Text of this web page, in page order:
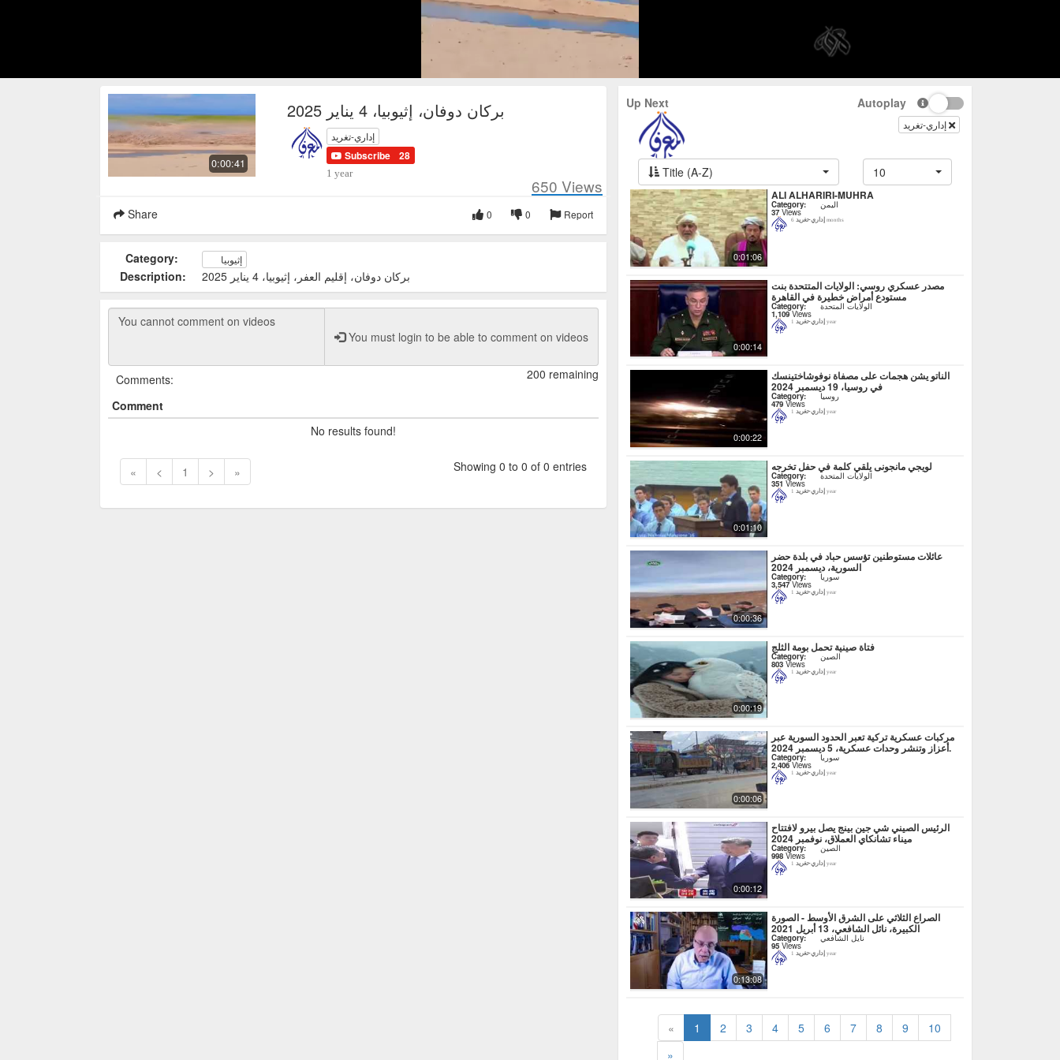
0:00:41
بركان دوفان، إثيوبيا، 4 يناير 2025
إداري-تغريد
Subscribe 28
1 year
650 Views
Share Report
0
0
Category: إثيوبيا
Description: بركان دوفان، إقليم العفر، إثيوبيا، 4 يناير 2025
You must login to be able to comment on videos
200 remaining
Comments:
Comment
No results found!
« < 1 > » Showing 0 to 0 of 0 entries
Up Next Autoplay
Title (A-Z) 10
0:01:06
ALI ALHARIRI-MUHRA
Category: اليمن
37Views
إداري-تغريد 6 months
0:00:14
مصدر عسكري روسي: الولايات المتتحدة بنت
مستودع أمراض خطيرة في القاهرة
Category: الولايات المتحدة
1,109Views
إداري-تغريد 1 year
0:00:22
الناتو يشن هجمات على مصفاة نوفوشاختينسك
في روسيا، 19 ديسمبر 2024
Category: روسيا
479 Views
إداري-تغريد 1 year
0:01:10
لويجي مانجونى يلقي كلمة في حفل تخرجه
Category: الولايات المتحدة
351 Views
إداري-تغريد 1 year
0:00:36
عائلات مستوطنين تؤسس حباد في بلدة حضر
السورية، ديسمبر 2024
Category: سوريا
3,547Views
إداري-تغريد 1 year
0:00:19
فتاة صينية تحمل بومة الثلج
Category: الصين
803 Views
إداري-تغريد 1 year
0:00:06
مركبات عسكرية تركية تعبر الحدود السورية عبر
أعزاز وتنشر وحدات عسكرية، 5 ديسمبر 2024.
Category: سوريا
2,406Views
إداري-تغريد 1 year
0:00:12
الرئيس الصيني شي جين بينج يصل بيرو لافتتاح
ميناء تشانكاي العملاق، نوفمبر 2024
Category: الصين
998 Views
إداري-تغريد 1 year
0:13:08
الصراع الثلاثي على الشرق الأوسط - الصورة
الكبيرة، نائل الشافعي، 13 أبريل 2021
Category: نايل الشافعي
95 Views
إداري-تغريد 1 year
« 1 2 3 4 5 6 7 8 9
10
»